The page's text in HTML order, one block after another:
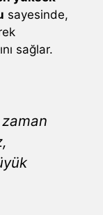
sayesinde,
sağlar.